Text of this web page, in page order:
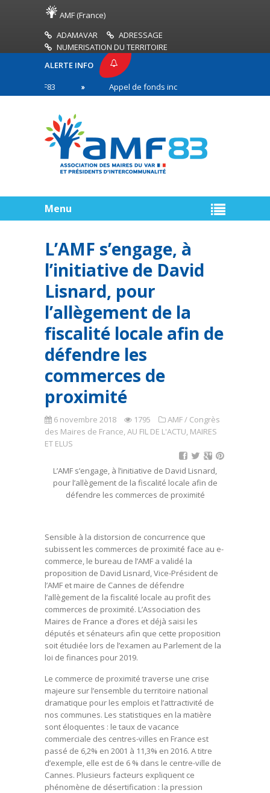
AMF (France)
ADAMAVAR
ADRESSAGE
NUMERISATION DU TERRITOIRE
ALERTE INFO
Appel de fonds incendies de forêt
première ligne
Menu
L’AMF s’engage, à
l’initiative de David
Lisnard, pour
l’allègement de la
fiscalité locale afin de
défendre les
commerces de
proximité
6 novembre 2018 1795
AMF / Congrès
des Maires de France,AU FIL DE L'ACTU, MAIRES
ET ELUS
L’AMF s’engage, à l’initiative de David Lisnard,
pour l’allègement de la fiscalité locale afin de
défendre les commerces de proximité
Sensible à la distorsion de concurrence que
subissent les commerces de proximité face au e-
commerce, le bureau de l’AMF a validé la
proposition de David Lisnard, Vice-Président de
l’AMF et maire de Cannes de défendre
l’allègement de la fiscalité locale au profit des
commerces de proximité. L’Association des
Maires de France a d’ores et déjà saisi les
députés et sénateurs afin que cette proposition
soit étudiée lors de l’examen au Parlement de la
loi de finances pour 2019.
Le commerce de proximité traverse une crise
majeure sur l’ensemble du territoire national
dramatique pour les emplois et l’attractivité de
nos communes. Les statistiques en la matière
sont éloquentes : le taux de vacance
commerciale des centres-villes en France est
passé de 6,2% en 2001 à 11,3% en 2016. A titre
d’exemple, elle est de 6 % dans le centre-ville de
Cannes. Plusieurs facteurs expliquent ce
phénomène de désertification : la pression